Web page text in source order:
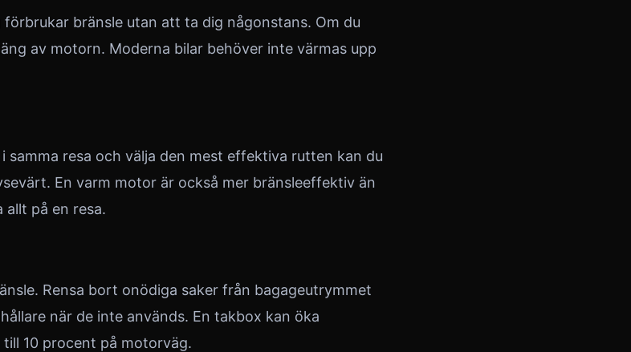
bränsle utan att ta dig någonstans. Om du
av motorn. Moderna bilar behöver inte värmas upp
samma resa och välja den mest effektiva rutten kan du
En varm motor är också mer bränsleeffektiv än
allt på en resa.
Rensa bort onödiga saker från bagageutrymmet
när de inte används. En takbox kan öka
10 procent på motorväg.